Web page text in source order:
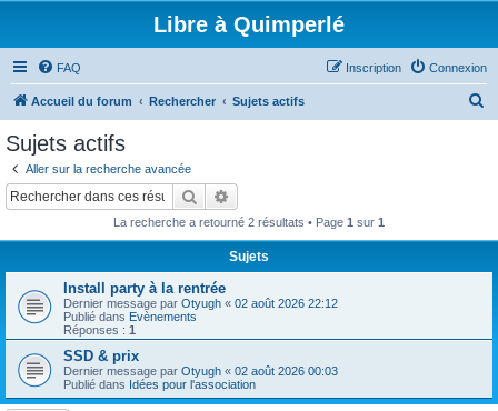
Libre à Quimperlé
FAQ Connexion
Inscription
Accueil du forum Rechercher Sujets actifs
r
Sujets actifs
Aller sur la recherche avancée
Rechercher
La recherche a retourné 2 résultats • Page 1 sur 1
Sujets
Install party à la rentrée
Dernier message par Otyugh « 02 août 2026 22:12
Publié dans Evènements
Réponses : 1
SSD & prix
Dernier message par Otyugh « 02 août 2026 00:03
Publié dans Idées pour l'association